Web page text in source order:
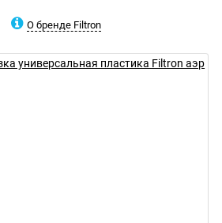
О бренде Filtron